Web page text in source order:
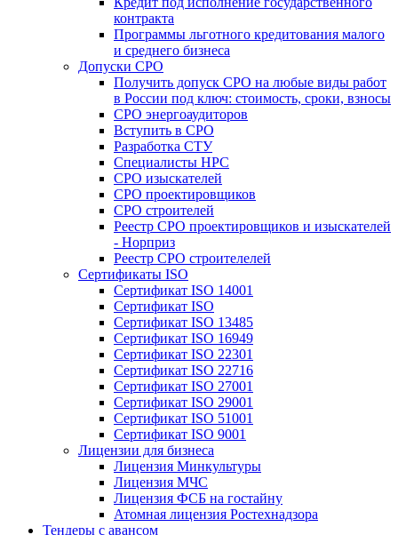
контракта
Программы льготного кредитования малого
и среднего бизнеса
Допуски СРО
Получить допуск СРО на любые виды работ
в России под ключ: стоимость, сроки, взносы
СРО энергоаудиторов
Вступить в СРО
Разработка СТУ
Специалисты НРС
СРО изыскателей
СРО проектировщиков
СРО строителей
Реестр СРО проектировщиков и изыскателей
- Норприз
Реестр СРО строителелей
Сертификаты ISO
Сертификат ISO 14001
Сертификат ISO
Сертификат ISO 13485
Сертификат ISO 16949
Сертификат ISO 22301
Сертификат ISO 22716
Сертификат ISO 27001
Сертификат ISO 29001
Сертификат ISO 51001
Сертификат ISO 9001
Лицензии для бизнеса
Лицензия Минкультуры
Лицензия МЧС
Лицензия ФСБ на гостайну
Атомная лицензия Ростехнадзора
Тендеры с авансом